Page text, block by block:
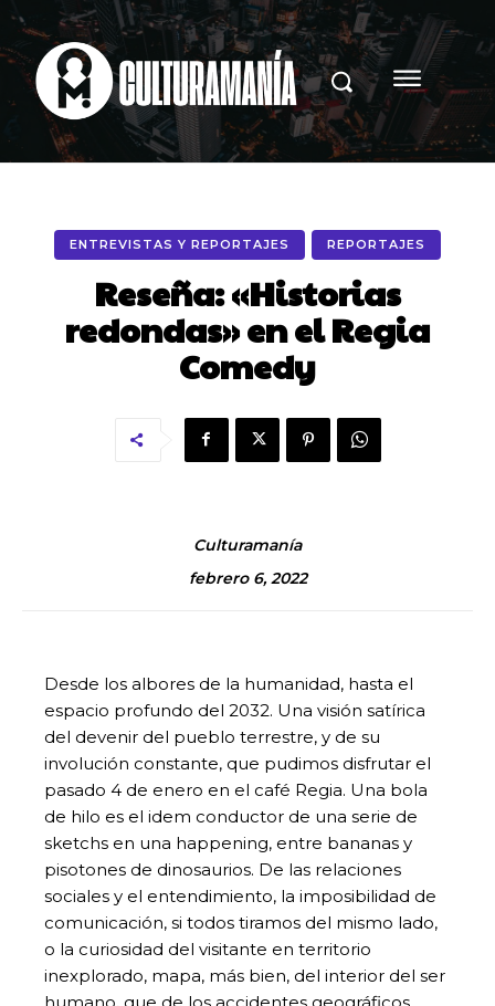
ENTREVISTAS Y REPORTAJES REPORTAJES
Reseña: «Historias
redondas» en el Regia
Comedy
Culturamanía
febrero 6, 2022
Desde los albores de la humanidad, hasta el
espacio profundo del 2032. Una visión satírica
del devenir del pueblo terrestre, y de su
involución constante, que pudimos disfrutar el
pasado 4 de enero en el café Regia. Una bola
de hilo es el idem conductor de una serie de
sketchs en una happening, entre bananas y
pisotones de dinosaurios. De las relaciones
sociales y el entendimiento, la imposibilidad de
comunicación, si todos tiramos del mismo lado,
o la curiosidad del visitante en territorio
inexplorado, mapa, más bien, del interior del ser